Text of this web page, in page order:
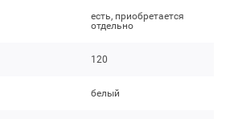
есть, приобретается
отдельно
120
белый